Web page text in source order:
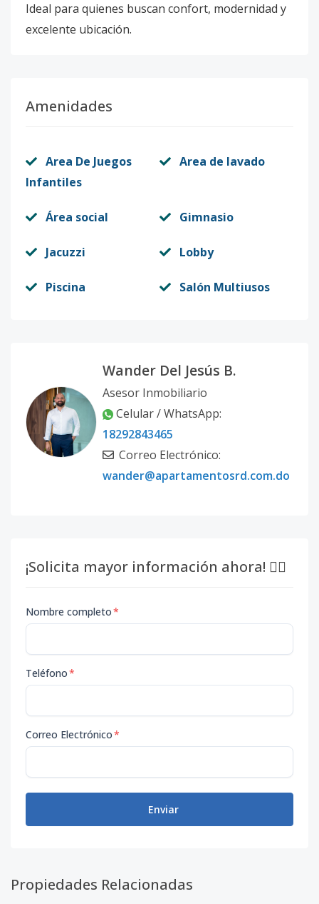
Ideal para quienes buscan confort, modernidad y
excelente ubicación.
Amenidades
Area De Juegos
Infantiles
Area de lavado
Área social Gimnasio
Jacuzzi Lobby
Piscina Salón Multiusos
Wander Del Jesús B.
Asesor Inmobiliario
Celular / WhatsApp:
18292843465
Correo Electrónico:
wander@apartamentosrd.com.do
¡Solicita mayor información ahora! 👇🏽
Nombre completo*
Teléfono*
Correo Electrónico*
Enviar
Propiedades Relacionadas